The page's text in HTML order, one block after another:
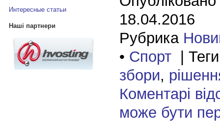
Интересные статьи
Наші партнери
18.04.2016
Рубрика
• Спорт|
збори,
Коментарі
може бути